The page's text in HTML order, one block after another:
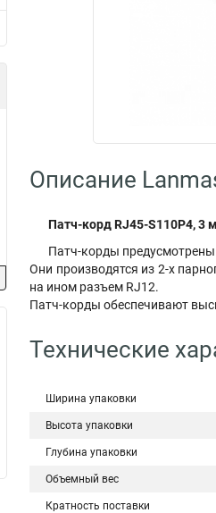
Описание
Патч-корд RJ45-S110P4, 3
Патч-корды
Они производятся из 2-х
на ином разъем RJ12.
Патч-корды обеспечивают
Технические
Ширина упаковки
Высота упаковки
Глубина упаковки
Объемный вес
Кратность поставки